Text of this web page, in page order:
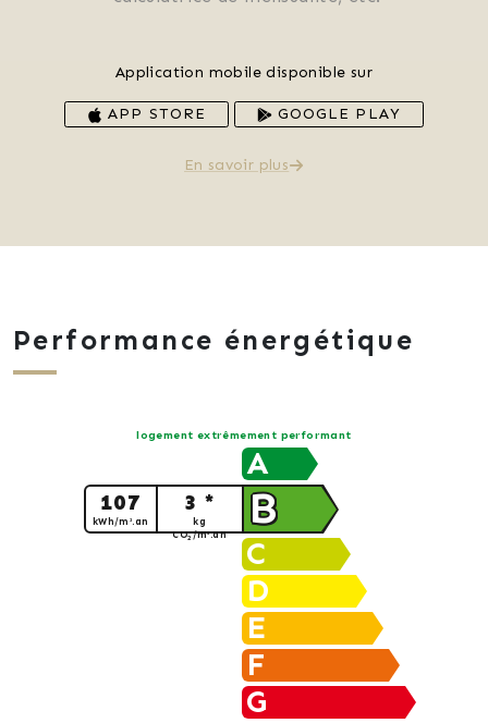
Application mobile disponible sur
APP STORE GOOGLE PLAY
En savoir plus
Performance énergétique
logement extrêmement performant
A
B
107
kWh/m².an
3 *
kg
CO2/m².an
C
D
E
F
G